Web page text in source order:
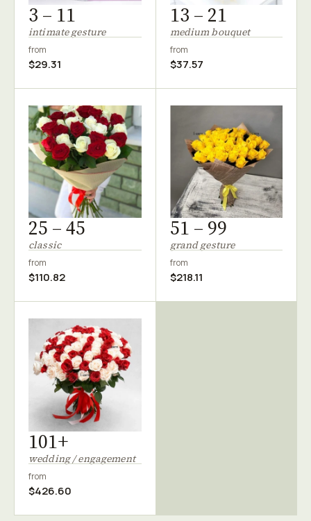
3 – 11
intimate gesture
from
$29.31
13 – 21
medium bouquet
from
$37.57
25 – 45
classic
from
$110.82
51 – 99
grand gesture
from
$218.11
101+
wedding / engagement
from
$426.60